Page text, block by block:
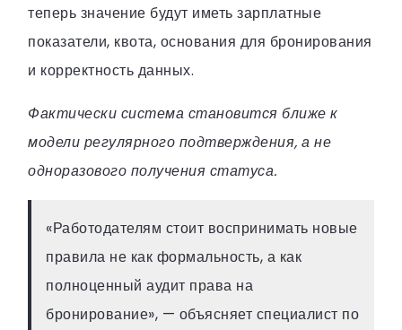
теперь значение будут иметь зарплатные
показатели, квота, основания для бронирования
и корректность данных.
Фактически система становится ближе к
модели регулярного подтверждения, а не
одноразового получения статуса.
«Работодателям стоит воспринимать новые
правила не как формальность, а как
полноценный аудит права на
бронирование», — объясняет специалист по